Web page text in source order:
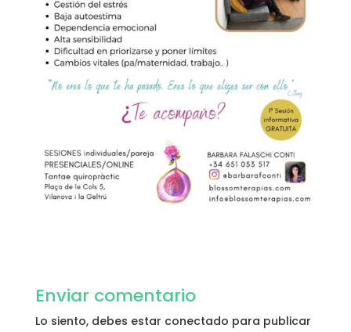
Enviar comentario
Lo siento, debes estar conectado para publicar